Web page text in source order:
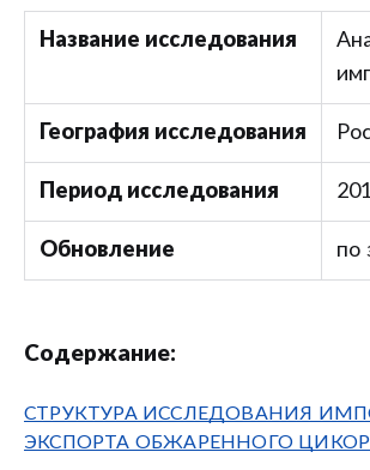
Название исследования
География исследования
Период исследования
Обновление по
Содержание:
СТРУКТУРА ИССЛЕДОВАНИЯ
ЭКСПОРТА ОБЖАРЕННОГО